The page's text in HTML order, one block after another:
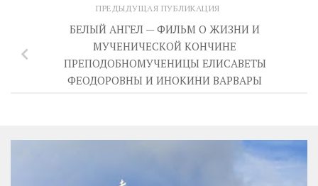
ПРЕДЫДУЩАЯ ПУБЛИКАЦИЯ
БЕЛЫЙ АНГЕЛ — ФИЛЬМ О ЖИЗНИ И
МУЧЕНИЧЕСКОЙ КОНЧИНЕ
ПРЕПОДОБНОМУЧЕНИЦЫ ЕЛИСАВЕТЫ
ФЕОДОРОВНЫ И ИНОКИНИ ВАРВАРЫ